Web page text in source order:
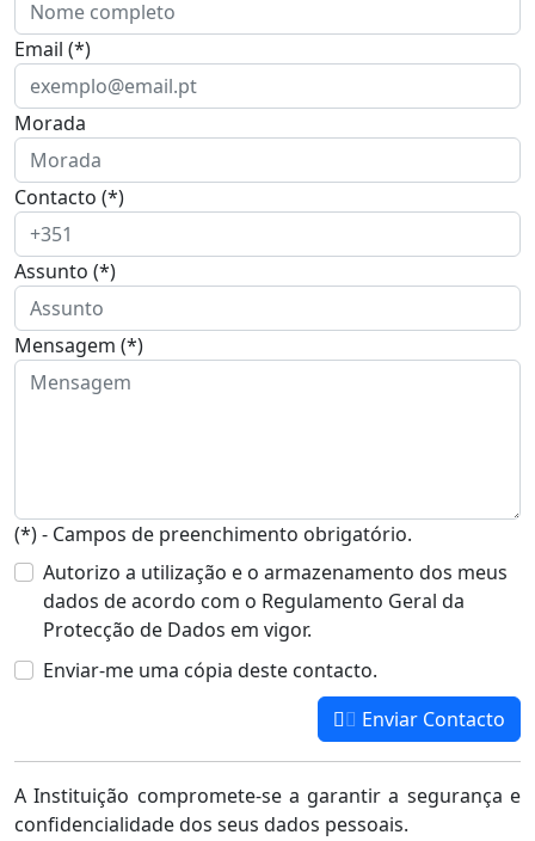
Email (*)
Morada
Contacto (*)
Assunto (*)
Mensagem (*)
(*) - Campos de preenchimento obrigatório.
Autorizo a utilização e o armazenamento dos meus
dados de acordo com o Regulamento Geral da
Protecção de Dados em vigor.
Enviar-me uma cópia deste contacto.
Enviar Contacto
A Instituição compromete-se a garantir a segurança e
confidencialidade dos seus dados pessoais.